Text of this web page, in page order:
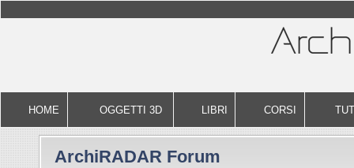
HOME OGGETTI 3D LIBRI CORSI
ArchiRADAR Forum